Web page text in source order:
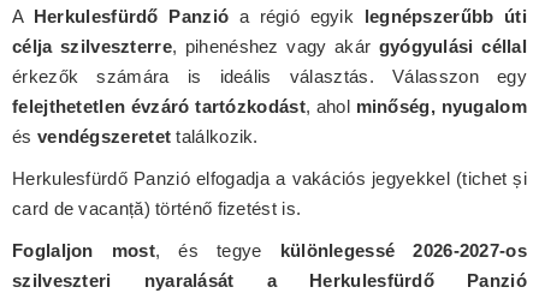
A Herkulesfürdő Panzió a régió egyik legnépszerűbb úti
célja szilveszterre, pihenéshez vagy akár gyógyulási céllal
érkezők számára is ideális választás. Válasszon egy
felejthetetlen évzáró tartózkodást, ahol minőség, nyugalom
és vendégszeretet találkozik.
Herkulesfürdő Panzió elfogadja a vakációs jegyekkel (tichet și
card de vacanță) történő fizetést is.
Foglaljon most, és tegye különlegessé 2026-2027-os
szilveszteri nyaralását a Herkulesfürdő Panzió